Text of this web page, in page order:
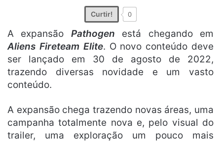
Curtir! 0
A expansão Pathogen está chegando em
Aliens Fireteam Elite. O novo conteúdo deve
ser lançado em 30 de agosto de 2022,
trazendo diversas novidade e um vasto
conteúdo.
A expansão chega trazendo novas áreas, uma
campanha totalmente nova e, pelo visual do
trailer, uma exploração um pouco mais